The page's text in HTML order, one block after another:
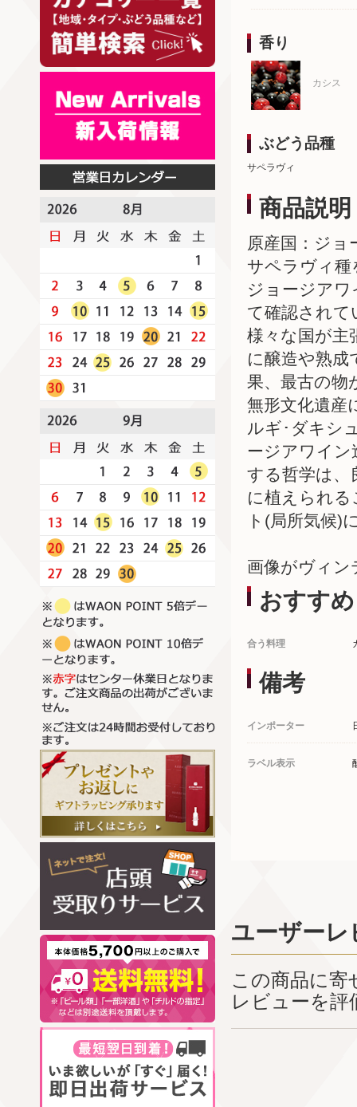
香り
カシス
ぶどう品種
サペラヴィ
商品説明
原産国：ジ
サペラヴィ種
ジョージアワ
て確認されて
様々な国が主
に醸造や熟成
果、最古の物
無形文化遺産
ルギ･ダキシ
ージアワイン
する哲学は、
に植えられ
ト(局所気候)
画像がヴィン
おすすめ
合う料理
備考
インポーター
ラベル表示
ユーザーレ
この商品に
レビューを評